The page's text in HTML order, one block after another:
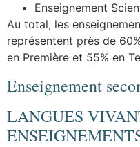
Enseignement
Au total, les
représentent près de
en Première et 55% en
Enseignement
LANGUES